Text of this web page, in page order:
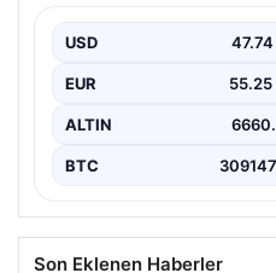
Bağışları ve Paranın
kamuoyunun…
USD 47.74
EUR 55.25
ALTIN
BTC
Son Eklenen Haberler